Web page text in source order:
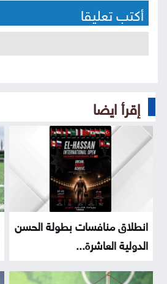
أكتب تعليقا
إقرأ ايضا
انطلاق منافسات بطولة الحسن
الدولية العاشرة...